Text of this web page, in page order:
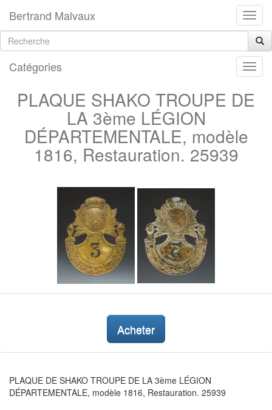
Bertrand Malvaux
Catégories
PLAQUE SHAKO TROUPE DE
LA 3ème LÉGION
DÉPARTEMENTALE, modèle
1816, Restauration. 25939
Acheter
PLAQUE DE SHAKO TROUPE DE LA 3ème LÉGION
DÉPARTEMENTALE, modèle 1816, Restauration. 25939